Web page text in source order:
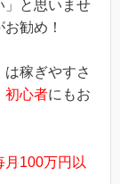
」と思いませ
お勧め！
は稼ぎやすさ
初心者にもお
月100万円以